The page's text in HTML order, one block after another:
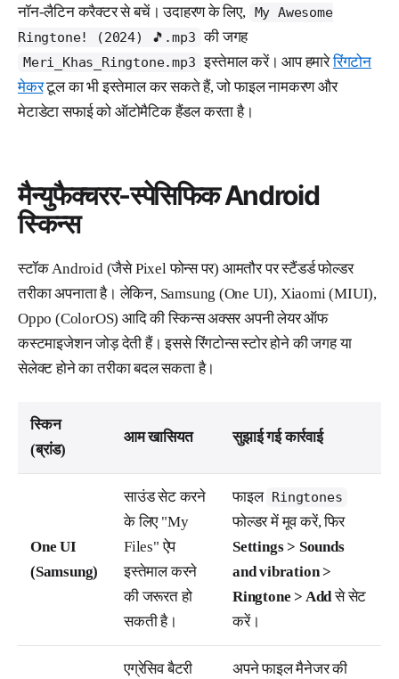
नॉन-लैटिन करैक्टर से बचें। उदाहरण के लिए,
My Awesome
Ringtone! (2024) 🎵.mp3 की जगह
Meri_Khas_Ringtone.mp3 इस्तेमाल करें। आप हमारेरिंगटोन
मेकरटूल का भी इस्तेमाल कर सकते हैं, जो फाइल नामकरण और
मेटाडेटा सफाई को ऑटोमैटिक हैंडल करता है।
मैन्युफैक्चरर-स्पेसिफिक Android
स्किन्स
स्टॉक Android (जैसे Pixel फोन्स पर) आमतौर पर स्टैंडर्ड फोल्डर
तरीका अपनाता है। लेकिन, Samsung (One UI), Xiaomi (MIUI),
Oppo (ColorOS) आदि की स्किन्स अक्सर अपनी लेयर ऑफ
कस्टमाइजेशन जोड़ देती हैं। इससे रिंगटोन्स स्टोर होने की जगह या
सेलेक्ट होने का तरीका बदल सकता है।
स्किन
(ब्रांड)
आम खासियत सुझाई गई कार्रवाई
One UI
(Samsung)
साउंड सेट करने
के लिए "My
Files" ऐप
इस्तेमाल करने
की जरूरत हो
सकती है।
फाइल Ringtones
फोल्डर में मूव करें, फिर
Settings > Sounds
and vibration >
Ringtone > Addसे सेट
करें।
एग्रेसिव बैटरी
अपने फाइल मैनेजर की